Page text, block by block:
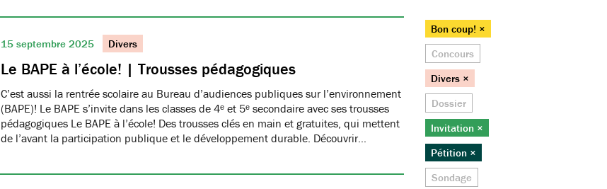
15 septembre 2025 Divers
Le BAPE à l’école! | Trousses pédagogiques
C’est aussi la rentrée scolaire au Bureau d’audiences publiques sur l’environnement
(BAPE)! Le BAPE s’invite dans les classes de 4ᵉ et 5ᵉ secondaire avec ses trousses
pédagogiques Le BAPE à l’école! Des trousses clés en main et gratuites, qui mettent
de l’avant la participation publique et le développement durable. Découvrir…
Bon coup! ×
Concours
Divers ×
Dossier
Invitation ×
Pétition ×
Sondage